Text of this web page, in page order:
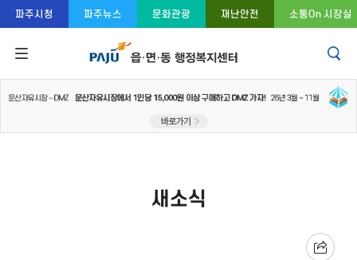
콘텐츠 바로가기
주메뉴 바로가기
푸터 바로가기
파주시청 파주뉴스 문화관광 재난안전 소통On 시장실
새소식